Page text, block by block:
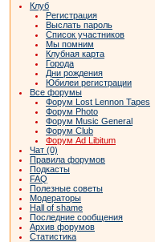
Клуб
Регистрация
Выслать пароль
Список участников
Мы помним
Клубная карта
Города
Дни рождения
Юбилеи регистрации
Все форумы
Форум Lost Lennon Tapes
Форум Photo
Форум Music General
Форум Club
Форум Ad Libitum
Чат (0)
Правила форумов
Подкасты
FAQ
Полезные советы
Модераторы
Hall of shame
Последние сообщения
Архив форумов
Статистика